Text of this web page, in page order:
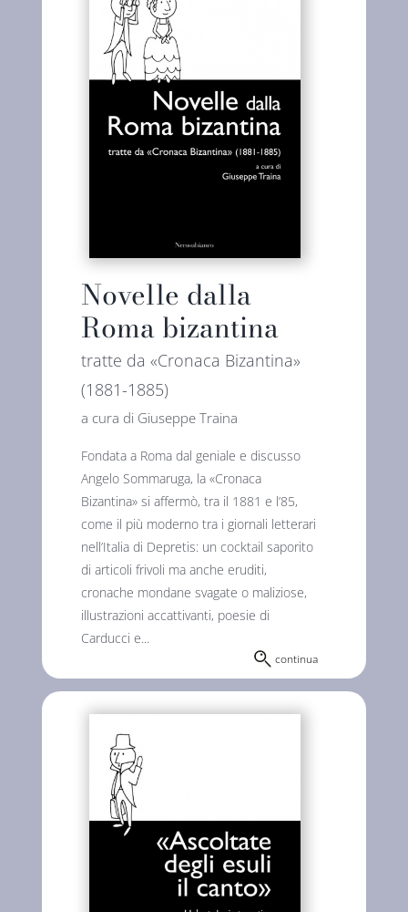
Novelle dalla
Roma bizantina
tratte da «Cronaca Bizantina»
(1881-1885)
a cura di Giuseppe Traina
Fondata a Roma dal geniale e discusso
Angelo Sommaruga, la «Cronaca
Bizantina» si affermò, tra il 1881 e l’85,
come il più moderno tra i giornali letterari
nell’Italia di Depretis: un cocktail saporito
di articoli frivoli ma anche eruditi,
cronache mondane svagate o maliziose,
illustrazioni accattivanti, poesie di
Carducci e...
continua